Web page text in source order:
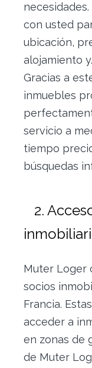
con usted
ubicación,
alojamiento
Gracias a
inmuebles
servicio a
tiempo
búsquedas
2.
Muter Loger
socios
Francia.
acceder a
en zonas de
de Muter